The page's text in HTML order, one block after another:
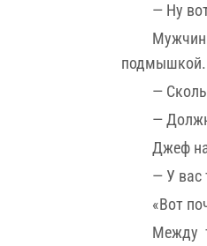
— Ну
подмышкой.
—
—
Джеф
— У вас
«Вот
Между